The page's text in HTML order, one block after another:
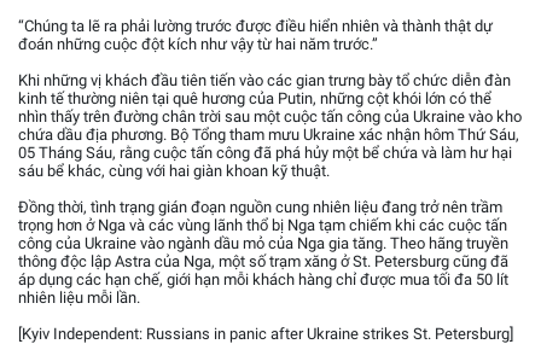
“Chúng ta lẽ ra phải lường trước được điều hiển nhiên và thành thật dự
đoán những cuộc đột kích như vậy từ hai năm trước.”
Khi những vị khách đầu tiên tiến vào các gian trưng bày tổ chức diễn đàn
kinh tế thường niên tại quê hương của Putin, những cột khói lớn có thể
nhìn thấy trên đường chân trời sau một cuộc tấn công của Ukraine vào kho
chứa dầu địa phương. Bộ Tổng tham mưu Ukraine xác nhận hôm Thứ Sáu,
05 Tháng Sáu, rằng cuộc tấn công đã phá hủy một bể chứa và làm hư hại
sáu bể khác, cùng với hai giàn khoan kỹ thuật.
Đồng thời, tình trạng gián đoạn nguồn cung nhiên liệu đang trở nên trầm
trọng hơn ở Nga và các vùng lãnh thổ bị Nga tạm chiếm khi các cuộc tấn
công của Ukraine vào ngành dầu mỏ của Nga gia tăng. Theo hãng truyền
thông độc lập Astra của Nga, một số trạm xăng ở St. Petersburg cũng đã
áp dụng các hạn chế, giới hạn mỗi khách hàng chỉ được mua tối đa 50 lít
nhiên liệu mỗi lần.
[Kyiv Independent: Russians in panic after Ukraine strikes St. Petersburg]